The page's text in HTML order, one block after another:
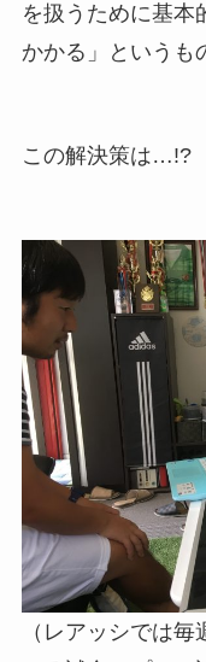
を扱うために基本
かかる」というも
この解決策は…!?
（レアッシでは